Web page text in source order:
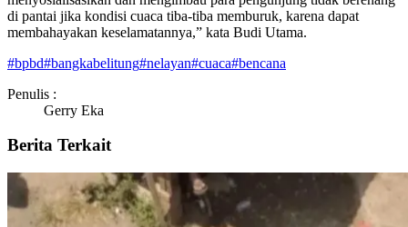
di pantai jika kondisi cuaca tiba-tiba memburuk, karena dapat
membahayakan keselamatannya,” kata Budi Utama.
#bpbd#bangkabelitung#nelayan#cuaca#bencana
Penulis :
Gerry Eka
Berita Terkait